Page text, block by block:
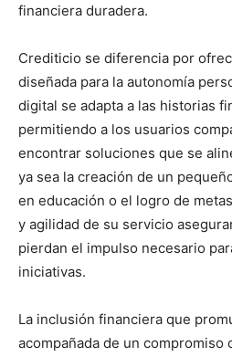
financiera duradera.
Crediticio se diferencia por
diseñada para la autonomía
digital se adapta a las historias
permitiendo a los usuarios
encontrar soluciones que se
ya sea la creación de un
en educación o el logro de
y agilidad de su servicio
pierdan el impulso necesario
iniciativas.
La inclusión financiera que
acompañada de un compromiso